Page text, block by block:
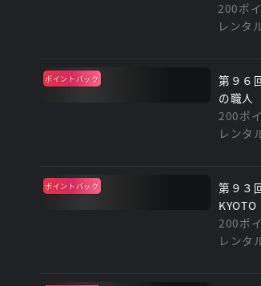
200ポ
レンタ
ポイントバック
第９６
の職人
200ポ
レンタ
ポイントバック
第９３
KYOTO
200ポ
レンタ